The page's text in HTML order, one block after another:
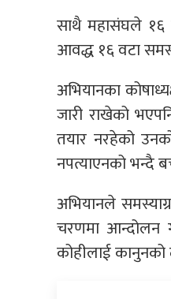
साथै महासंघले १६
आवद्ध १६ वटा
अभियानका
जारी राखेको
तयार नरहेको
नपत्याएनको भन्दै
अभियानले
चरणमा आन्दोलन
कोहीलाई कानुनको